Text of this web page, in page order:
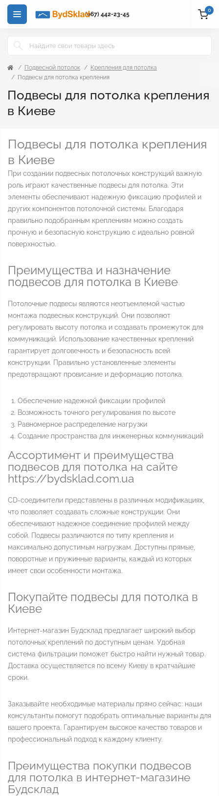
(067) 442-23-45
0
Подвесной потолок
Крепления для потолка
Подвесы для потолка крепления
Подвесы для потолка крепления
в Киеве
Подвесы для потолка крепления
в Киеве
При создании подвесных потолочных конструкций важную
роль играют качественные подвесы для потолка. Эти
элементы обеспечивают надежную фиксацию профилей и
других компонентов потолочной системы. Благодаря
правильно подобранным креплениям можно создать
прочную и безопасную конструкцию с идеально ровной
поверхностью.
Преимущества и назначение
подвесов для потолка в Киеве
Потолочные подвесы являются неотъемлемой частью
монтажа подвесных конструкций. Они позволяют
регулировать высоту потолка и создавать промежуток для
коммуникаций. Использование качественных креплений
гарантирует долговечность и безопасность всей
конструкции. Правильно установленные элементы
предотвращают провисание и деформацию потолка.
Обеспечение надежной фиксации профилей
Возможность точного регулирования по высоте
Равномерное распределение нагрузки
Создание пространства для инженерных коммуникаций
Ассортимент и преимущества
подвесов для потолка на сайте
https://bydsklad.com.ua
CD-соединители представлены в различных модификациях,
что позволяет создавать сложные конструкции. Они
обеспечивают надежное соединение профилей между
собой. Подвесы различаются по типу крепления и
максимально допустимым нагрузкам. Доступны прямые,
поворотные и пружинные варианты, каждый из которых
имеет свои особенности монтажа.
Покупайте подвесы для потолка в
Киеве
Интернет-магазин Будсклад предлагает широкий выбор
потолочных креплений по доступным ценам. Удобная
система фильтрации поможет быстро найти нужный товар.
Доставка осуществляется по всему Киеву в кратчайшие
сроки.
Заказывайте необходимые материалы прямо сейчас: наши
консультанты помогут подобрать оптимальные варианты для
вашего проекта. Гарантируем высокое качество товаров и
профессиональный подход к каждому клиенту.
Преимущества покупки подвесов
для потолка в интернет-магазине
Будсклад